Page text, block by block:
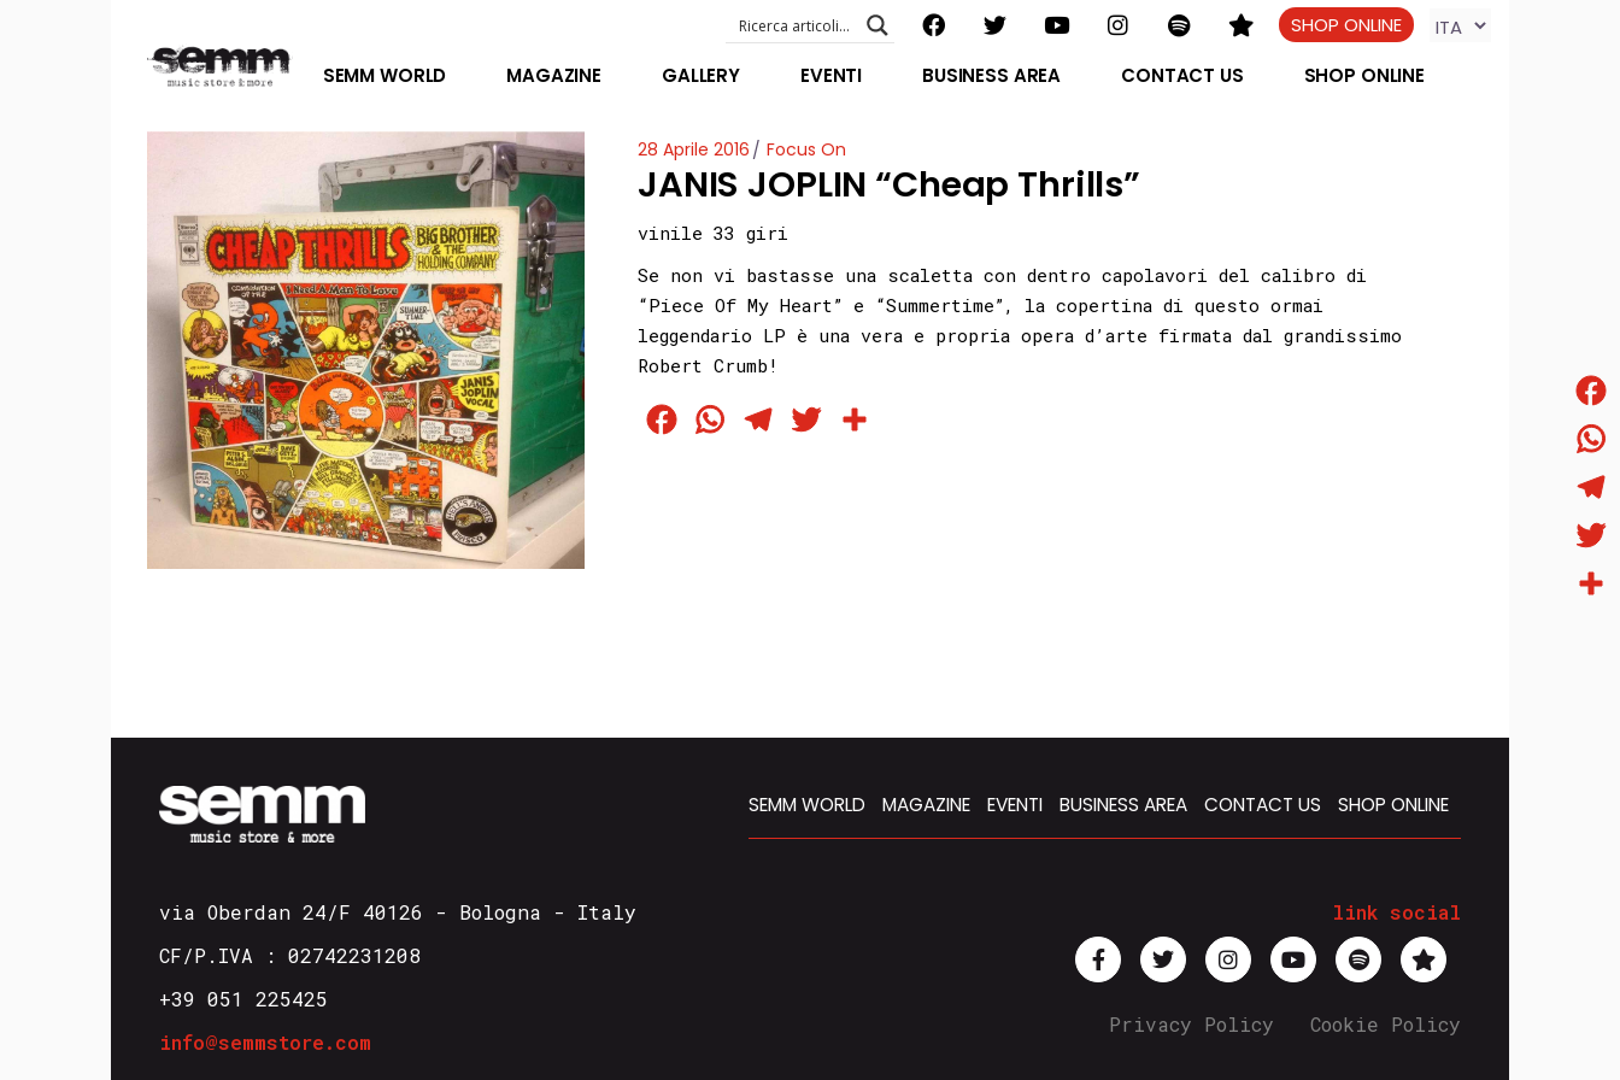
SEMM WORLD MAGAZINE GALLERY
EVENTI – foto & video
ABOUT US
FILOSOFIA
VIDEO E INTERVISTE
EVENTI BUSINESS AREA CONTACT US SHOP ONLINE
SHOP ONLINE
EVENTI – foto & video
FILOSOFIA
28 Aprile 2016 Focus On
JANIS JOPLIN “Cheap Thrills”
vinile 33 giri
Se non vi bastasse una scaletta con dentro capolavori del calibro di
“Piece Of My Heart” e “Summertime”, la copertina di questo ormai
leggendario LP è una vera e propria opera d’arte firmata dal grandissimo
Robert Crumb!
Facebook
WhatsApp
Telegram
Twitter
SEMM WORLD MAGAZINE EVENTI BUSINESS AREA CONTACT US SHOP ONLINE
via Oberdan 24/F 40126 - Bologna - Italy
CF/P.IVA : 02742231208
+39 051 225425
info@semmstore.com
link social
Privacy Policy Cookie Policy